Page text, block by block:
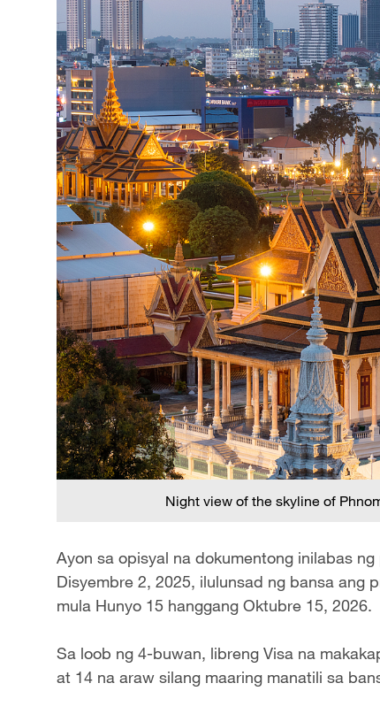
Night view of the skyline of
Ayon sa opisyal na dokumentong inilabas
Disyembre 2, 2025, ilulunsad ng bansa ang
mula Hunyo 15 hanggang Oktubre 15, 2026.
Sa loob ng 4-buwan, libreng Visa na
at 14 na araw silang maaring manatili sa